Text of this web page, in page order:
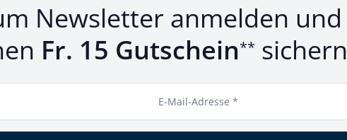
Newsletter anmelden und
Fr. 15 Gutschein** sichern
E-Mail-Adresse *